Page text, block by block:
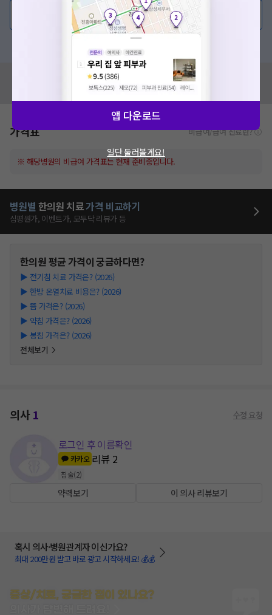
💬 무엇이든 물어보세요
혹은, 의료상담 서비스에 다양한 게시글 보러가기
혹시 잘못된 병원정보가 있나요?
모두닥 팀에 알려주세요!
가격표 비급여/급여 진료란?
※ 해당병원의 비급여 가격표는 현재 준비중입니다.
병원별 한의원 치료가격 비교하기
심평원가, 이벤트가, 모두닥 리뷰가 등
한의원평균 가격이 궁금하다면?
▶ 전기침 치료 가격은? (2026)
▶ 한방 온열치료 비용은? (2026)
▶ 뜸 가격은? (2026)
▶ 약침 가격은? (2026)
▶ 봉침 가격은? (2026)
전체보기
의사1 수정 요청
로그인 후 이름확인
카카오 리뷰 2
침술(2)
약력보기 이 의사 리뷰보기
혹시 의사·병원관계자 이신가요?
최대 200만원 받고 바로 광고 시작하세요! 💰💰
증상/치료, 궁금한 점이 있나요?
앱 다운로드
일단 둘러볼게요!